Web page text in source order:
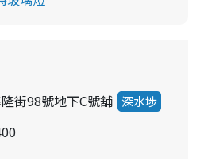
街98號地下C號舖 深水埗